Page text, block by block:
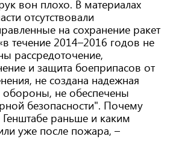
вон плохо. В материалах
отсутствовали
на сохранение ракет
течение 2014–2016 годов не
рассредоточение,
и защита боеприпасов от
не создана надежная
обороны, не обеспечены
безопасности". Почему
Генштабе раньше и каким
уже после пожара, –